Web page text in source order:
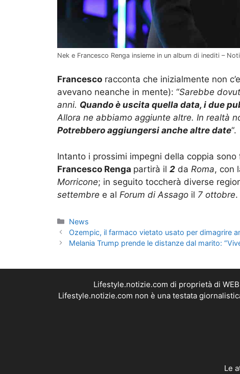
Nek e Francesco Renga insieme in un album di inediti –
Francesco racconta che inizialmente non
avevano neanche in mente): “Sarebbe
anni. Quando è uscita quella data, i due
Allora ne abbiamo aggiunte altre. In realtà
Potrebbero aggiungersi anche altre date“.
Intanto i prossimi impegni della coppia sono
Francesco Renga partirà il 2 da Roma, con
Morricone; in seguito toccherà diverse
settembre e al Forum di Assago il 7 ottobre.
Categorie
News
Ozempic, il farmaco vietato usato per dimagrire
Melania Trump prende le distanze dal marito:
Lifestyle.notizie.com di proprietà di
Lifestyle.notizie.com non è una testata
Le